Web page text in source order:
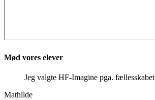
Mød vores elever
Jeg valgte HF-Imagine pga. fællesskabet
Mathilde